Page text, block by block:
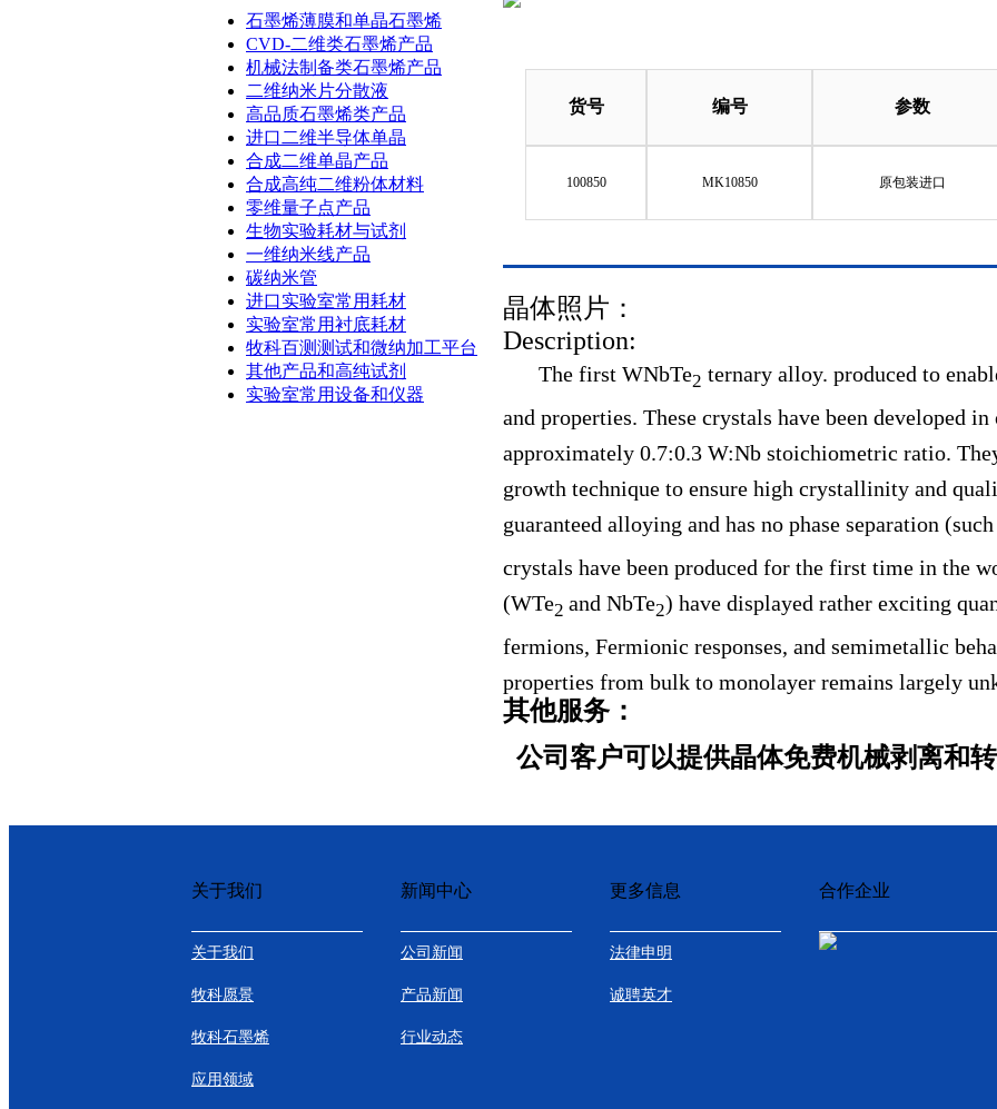
石墨烯薄膜和单晶石墨烯
CVD-二维类石墨烯产品
机械法制备类石墨烯产品
二维纳米片分散液
高品质石墨烯类产品
进口二维半导体单晶
合成二维单晶产品
合成高纯二维粉体材料
零维量子点产品
生物实验耗材与试剂
一维纳米线产品
碳纳米管
进口实验室常用耗材
实验室常用衬底耗材
牧科百测测试和微纳加工平台
其他产品和高纯试剂
实验室常用设备和仪器
货号 编号 参数
100850 MK10850 原包装进口
晶体照片：
Description:
The first WNbTe2 ternary alloy. produced to
and properties. These crystals have been developed
approximately 0.7:0.3 W:Nb stoichiometric ratio.
growth technique to ensure high crystallinity and
guaranteed alloying and has no phase separation
crystals have been produced for the first time in the
(WTe2 and NbTe2) have displayed rather exciting
fermions, Fermionic responses, and semimetallic
properties from bulk to monolayer remains largely
其他服务：
公司客户可以提供晶体免费机械剥离和
关于我们 新闻中心 更多信息 合作企业
关于我们
牧科愿景
牧科石墨烯
应用领域
公司新闻
产品新闻
行业动态
法律申明
诚聘英才